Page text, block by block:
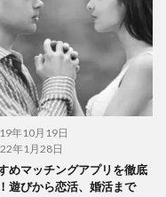
年10月19日
年1月28日
めマッチングアプリを徹底
遊びから恋活、婚活まで